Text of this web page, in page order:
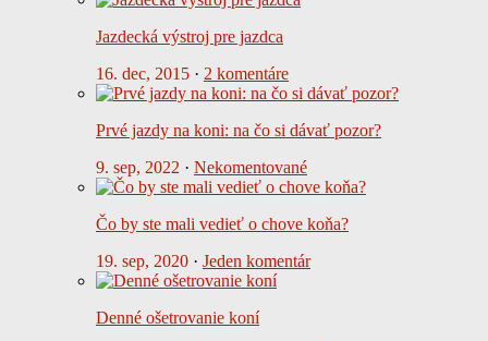
Jazdecká výstroj pre jazdca
16. dec, 2015 · 2 komentáre
Prvé jazdy na koni: na čo si dávať pozor?
9. sep, 2022 · Nekomentované
Čo by ste mali vedieť o chove koňa?
19. sep, 2020 · Jeden komentár
Denné ošetrovanie koní